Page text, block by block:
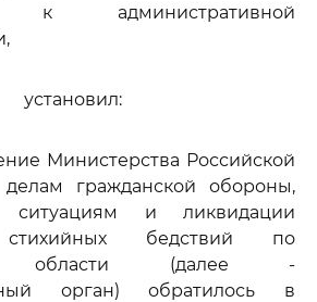
к административной
установил:
Министерства Российской
гражданской обороны,
ситуациям и ликвидации
стихийных бедствий по
области (далее -
орган) обратилось в